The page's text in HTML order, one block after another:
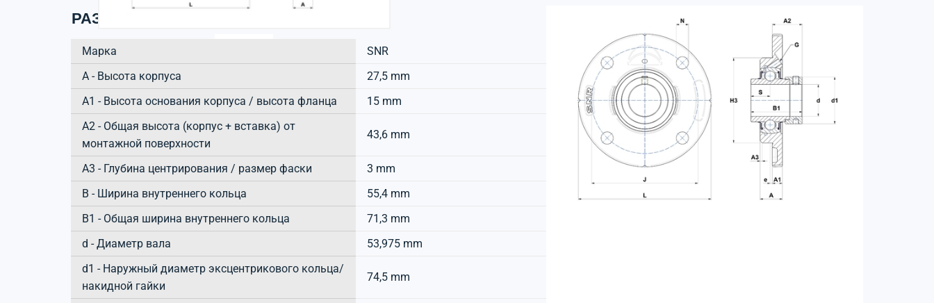
РАЗМЕРЫ ИЗДЕЛИЯ
Марка
SNR
А - Высота корпуса
27,5 mm
A1 - Высота основания корпуса / высота фланца
15 mm
A2 - Общая высота (корпус + вставка) от
монтажной поверхности
43,6 mm
A3 - Глубина центрирования / размер фаски
3 mm
B - Ширина внутреннего кольца
55,4 mm
B1 - Общая ширина внутреннего кольца
71,3 mm
d - Диаметр вала
53,975 mm
d1 - Наружный диаметр эксцентрикового кольца/
накидной гайки
74,5 mm